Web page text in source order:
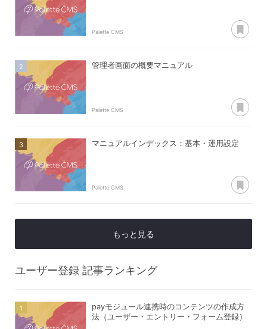
Palette CMS
管理者画面の概要マニュアル
Palette CMS
マニュアルインデックス：基本・運用設定
Palette CMS
もっと見る
ユーザー登録 記事ランキング
payモジュール連携時のコンテンツの作成方
法（ユーザー・エントリー・フォーム登録）